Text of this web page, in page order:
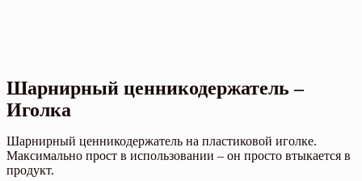
Шарнирный ценникодержатель –
Иголка
Шарнирный ценникодержатель на пластиковой иголке.
Максимально прост в использовании – он просто втыкается в
продукт.